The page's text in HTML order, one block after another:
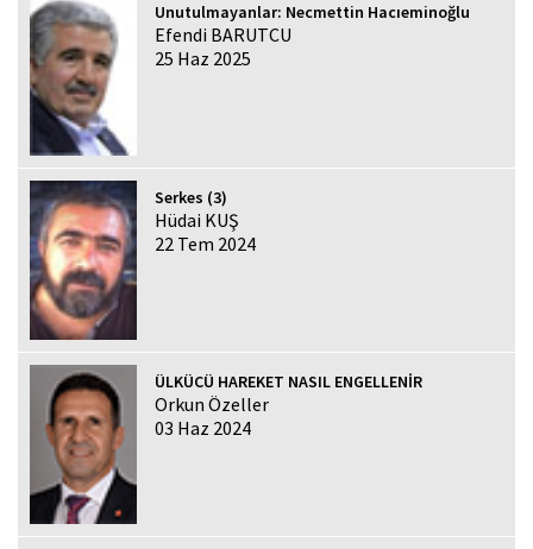
Unutulmayanlar: Necmettin Hacıeminoğlu
Efendi BARUTCU
25 Haz 2025
Serkes (3)
Hüdai KUŞ
22 Tem 2024
ÜLKÜCÜ HAREKET NASIL ENGELLENİR
Orkun Özeller
03 Haz 2024